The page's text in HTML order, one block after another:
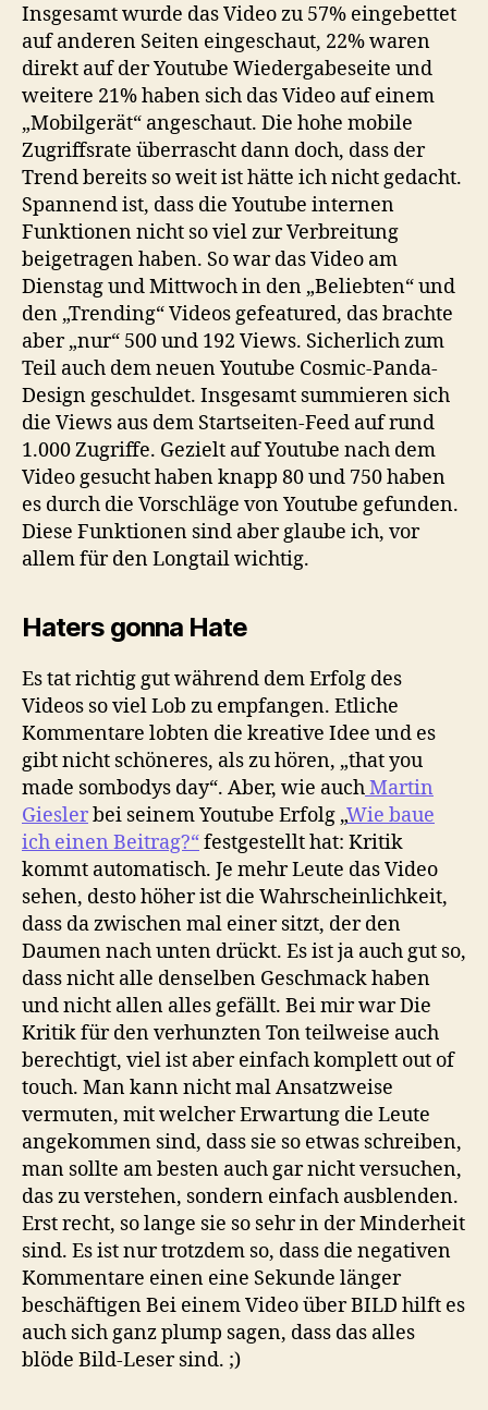
Insgesamt wurde das Video zu 57% eingebettet
auf anderen Seiten eingeschaut, 22% waren
direkt auf der Youtube Wiedergabeseite und
weitere 21% haben sich das Video auf einem
„Mobilgerät“ angeschaut. Die hohe mobile
Zugriffsrate überrascht dann doch, dass der
Trend bereits so weit ist hätte ich nicht gedacht.
Spannend ist, dass die Youtube internen
Funktionen nicht so viel zur Verbreitung
beigetragen haben. So war das Video am
Dienstag und Mittwoch in den „Beliebten“ und
den „Trending“ Videos gefeatured, das brachte
aber „nur“ 500 und 192 Views. Sicherlich zum
Teil auch dem neuen Youtube Cosmic-Panda-
Design geschuldet. Insgesamt summieren sich
die Views aus dem Startseiten-Feed auf rund
1.000 Zugriffe. Gezielt auf Youtube nach dem
Video gesucht haben knapp 80 und 750 haben
es durch die Vorschläge von Youtube gefunden.
Diese Funktionen sind aber glaube ich, vor
allem für den Longtail wichtig.
Haters gonna Hate
Es tat richtig gut während dem Erfolg des
Videos so viel Lob zu empfangen. Etliche
Kommentare lobten die kreative Idee und es
gibt nicht schöneres, als zu hören, „that you
made sombodys day“. Aber, wie auchMartin
Gieslerbei seinem Youtube Erfolg „Wie baue
ich einen Beitrag?“festgestellt hat: Kritik
kommt automatisch. Je mehr Leute das Video
sehen, desto höher ist die Wahrscheinlichkeit,
dass da zwischen mal einer sitzt, der den
Daumen nach unten drückt. Es ist ja auch gut so,
dass nicht alle denselben Geschmack haben
und nicht allen alles gefällt. Bei mir war Die
Kritik für den verhunzten Ton teilweise auch
berechtigt, viel ist aber einfach komplett out of
touch. Man kann nicht mal Ansatzweise
vermuten, mit welcher Erwartung die Leute
angekommen sind, dass sie so etwas schreiben,
man sollte am besten auch gar nicht versuchen,
das zu verstehen, sondern einfach ausblenden.
Erst recht, so lange sie so sehr in der Minderheit
sind. Es ist nur trotzdem so, dass die negativen
Kommentare einen eine Sekunde länger
beschäftigen Bei einem Video über BILD hilft es
auch sich ganz plump sagen, dass das alles
blöde Bild-Leser sind. ;)